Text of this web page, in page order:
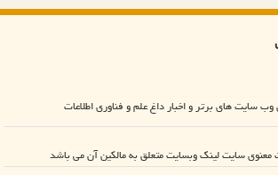
سایت های برتر و اخبار داغ علم و فناوری اطلاعات